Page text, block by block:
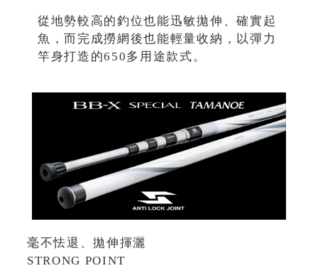
從地勢較高的釣位也能迅敏拋伸、確實起
魚，而完成撈網後也能輕量收納，以彈力
竿身打造的650多用途款式。
毫不怯退、拋伸揮灑
STRONG POINT